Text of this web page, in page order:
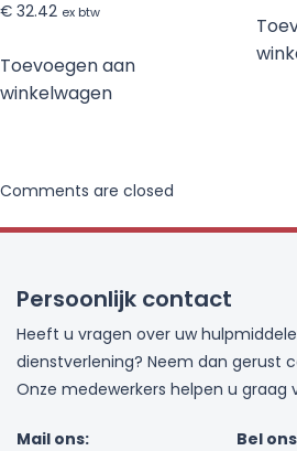
€ 32.42 ex btw
Toevoegen aan
winkelwagen
Comments are closed
Persoonlijk contact
Heeft u vragen over uw
dienstverlening? Neem dan gerust
Onze medewerkers helpen u graag
Mail ons: Bel